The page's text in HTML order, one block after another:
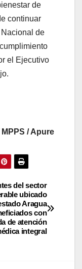
de
continuar
de
el Ejecutivo
/ Apure
del sector
ubicado
Aragua
con
de atención
integral